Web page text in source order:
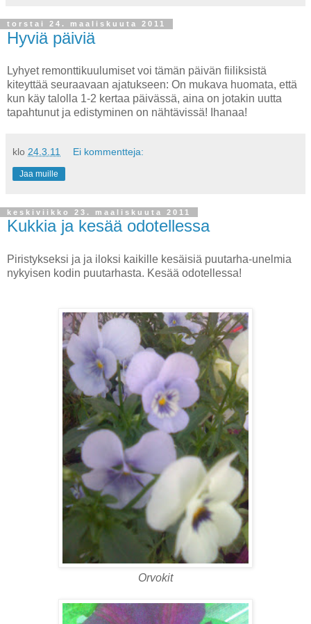
torstai 24. maaliskuuta 2011
Hyviä päiviä
Lyhyet remonttikuulumiset voi tämän päivän fiiliksistä
kiteyttää seuraavaan ajatukseen: On mukava huomata, että
kun käy talolla 1-2 kertaa päivässä, aina on jotakin uutta
tapahtunut ja edistyminen on nähtävissä! Ihanaa!
klo 24.3.11 Ei kommentteja:
Jaa muille
keskiviikko 23. maaliskuuta 2011
Kukkia ja kesää odotellessa
Piristykseksi ja ja iloksi kaikille kesäisiä puutarha-unelmia
nykyisen kodin puutarhasta. Kesää odotellessa!
Orvokit